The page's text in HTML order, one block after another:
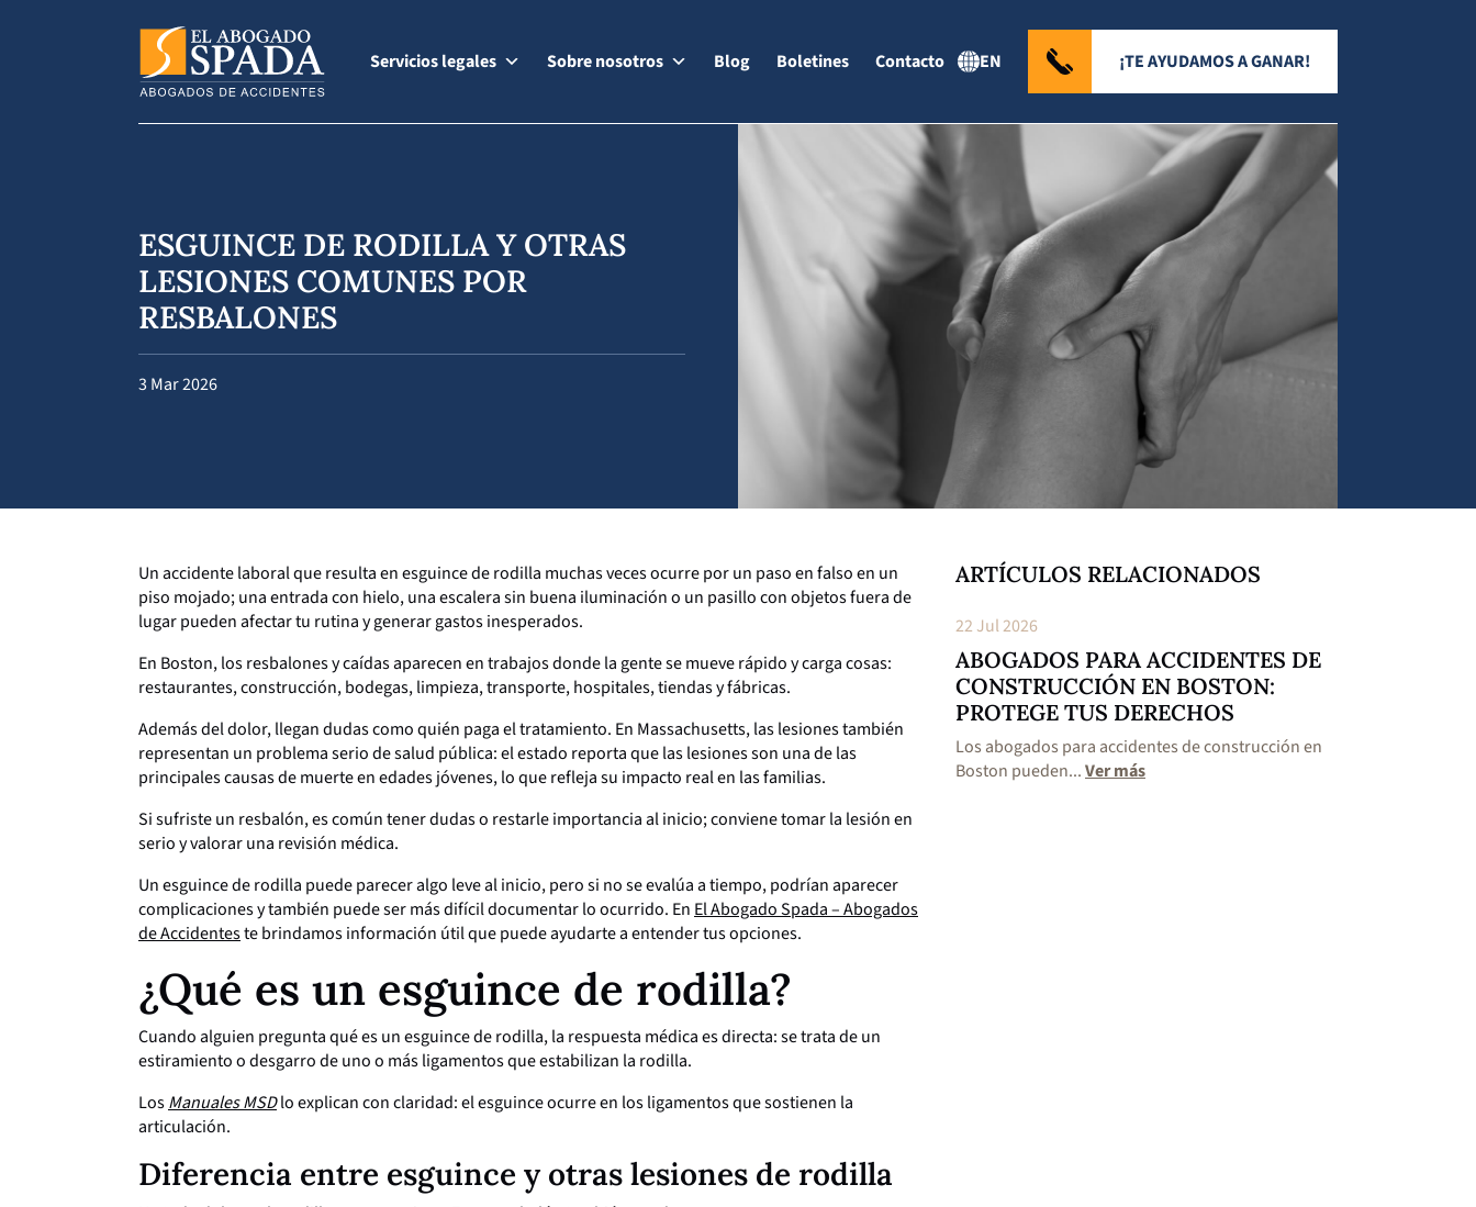
Servicios legales Sobre nosotros Blog Boletines Contacto EN ¡TE AYUDAMOS A GANAR!
ESGUINCE DE RODILLA Y OTRAS
LESIONES COMUNES POR
RESBALONES
3 Mar 2026
Un accidente laboral que resulta en esguince de rodilla muchas veces ocurre por un paso en falso en un
piso mojado; una entrada con hielo, una escalera sin buena iluminación o un pasillo con objetos fuera de
lugar pueden afectar tu rutina y generar gastos inesperados.
En Boston, los resbalones y caídas aparecen en trabajos donde la gente se mueve rápido y carga cosas:
restaurantes, construcción, bodegas, limpieza, transporte, hospitales, tiendas y fábricas.
Además del dolor, llegan dudas como quién paga el tratamiento. En Massachusetts, las lesiones también
representan un problema serio de salud pública: el estado reporta que las lesiones son una de las
principales causas de muerte en edades jóvenes, lo que refleja su impacto real en las familias.
Si sufriste un resbalón, es común tener dudas o restarle importancia al inicio; conviene tomar la lesión en
serio y valorar una revisión médica.
Un esguince de rodilla puede parecer algo leve al inicio, pero si no se evalúa a tiempo, podrían aparecer
complicaciones y también puede ser más difícil documentar lo ocurrido. En El Abogado Spada – Abogados
de Accidenteste brindamos información útil que puede ayudarte a entender tus opciones.
¿Qué es un esguince de rodilla?
Cuando alguien pregunta qué es un esguince de rodilla, la respuesta médica es directa: se trata de un
estiramiento o desgarro de uno o más ligamentos que estabilizan la rodilla.
LosManuales MSDlo explican con claridad: el esguince ocurre en los ligamentos que sostienen la
articulación.
Diferencia entre esguince y otras lesiones de rodilla
ARTÍCULOS RELACIONADOS
22 Jul 2026
LESIONES DE CABEZA DESPUÉS DE
UN ACCIDENTE: SÍNTOMAS QUE
Los síntomas de una lesión de cabeza después de
un accidente no...Ver más
22 Jul 2026
ABOGADOS PARA ACCIDENTES DE
CONSTRUCCIÓN EN BOSTON:
PROTEGE TUS DERECHOS
Los abogados para accidentes de construcción en
Boston pueden...Ver más